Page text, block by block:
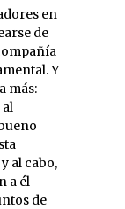
en
de
Y
más:
al
al cabo,
a él
de